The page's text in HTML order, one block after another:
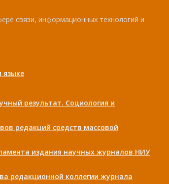
связи, информационных технологий и
языке
результат. Социология и
редакций средств массовой
издания научных журналов НИУ
редакционной коллегии журнала